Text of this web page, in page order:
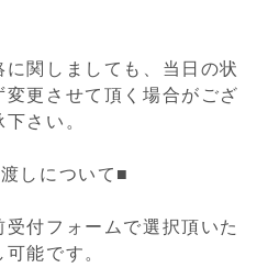
関しましても、当日の状
更させて頂く場合がござ
さい。
しについて■
付フォームで選択頂いた
能です。